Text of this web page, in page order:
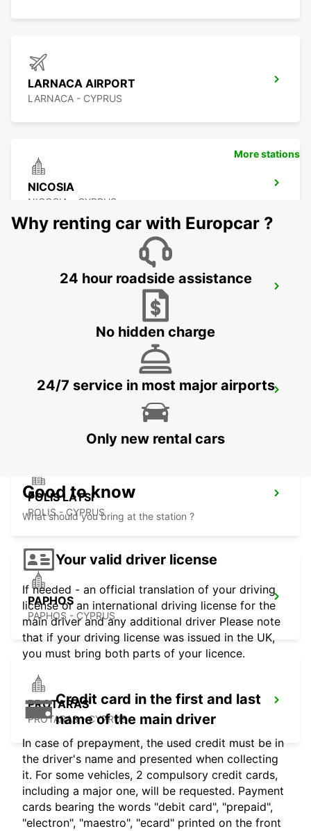
LARNACA AIRPORT
LARNACA - CYPRUS
NICOSIA
NICOSIA - CYPRUS
PAPHOS SERVICE CENTRE
PAPHOS AIRPORT
POLIS LATSI
POLIS - CYPRUS
PAPHOS
PAPHOS - CYPRUS
PROTARAS
PROTARAS - CYPRUS
More stations
Why renting car with Europcar ?
24 hour roadside assistance
No hidden charge
24/7 service in most major airports
Only new rental cars
Good to know
What should you bring at the station ?
Your valid driver license
If needed - an official translation of your driving
license or an international driving license for the
main driver and any additional driver Please note
that if your driving license was issued in the UK,
you must bring both parts of your licence.
Credit card in the first and last
name of the main driver
In case of prepayment, the used credit must be in
the driver's name and presented when collecting
it. For some vehicles, 2 compulsory credit cards,
including a major one, will be requested. Payment
cards bearing the words "debit card", "prepaid",
"electron", "maestro", "ecard" printed on the front